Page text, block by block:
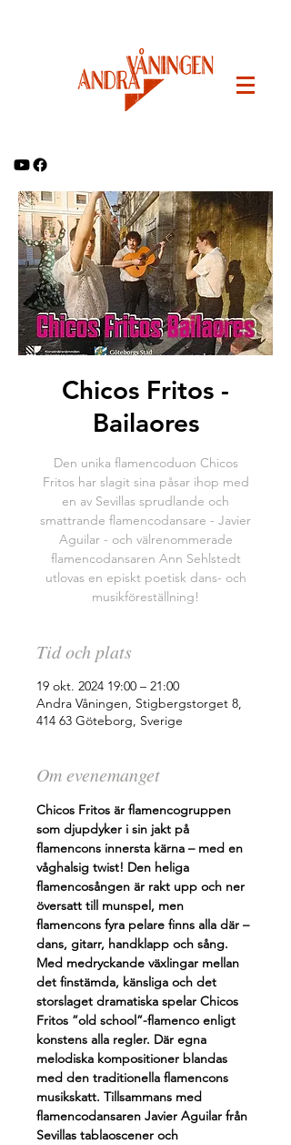
Chicos Fritos -
Bailaores
Den unika flamencoduon Chicos
Fritos har slagit sina påsar ihop med
en av Sevillas sprudlande och
smattrande flamencodansare - Javier
Aguilar - och välrenommerade
flamencodansaren Ann Sehlstedt
utlovas en episkt poetisk dans- och
musikföreställning!
Tid och plats
19 okt. 2024 19:00 – 21:00
Andra Våningen, Stigbergstorget 8,
414 63 Göteborg, Sverige
Om evenemanget
Chicos Fritos är flamencogruppen
som djupdyker i sin jakt på
flamencons innersta kärna – med en
våghalsig twist! Den heliga
flamencosången är rakt upp och ner
översatt till munspel, men
flamencons fyra pelare finns alla där –
dans, gitarr, handklapp och sång.
Med medryckande växlingar mellan
det finstämda, känsliga och det
storslaget dramatiska spelar Chicos
Fritos ”old school”-flamenco enligt
konstens alla regler. Där egna
melodiska kompositioner blandas
med den traditionella flamencons
musikskatt. Tillsammans med
flamencodansaren Javier Aguilar från
Sevillas tablaoscener och